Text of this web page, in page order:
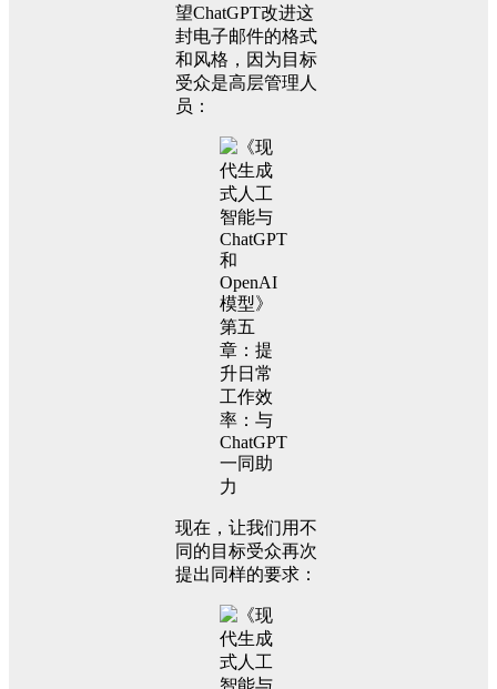
望ChatGPT改进这
封电子邮件的格式
和风格，因为目标
受众是高层管理人
员：
现在，让我们用不
同的目标受众再次
提出同样的要求：